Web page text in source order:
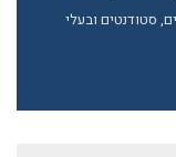
סטודנטים ובעלי